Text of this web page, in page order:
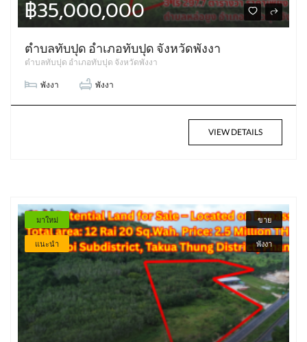
฿35,000,000
ตำบลทับปุด อำเภอทับปุด จังหวัดพังงา
ตำบลทับปุด อำเภอทับปุด จังหวัดพังงา
พังงา พังงา
VIEW DETAILS
มาใหม่
แนะนำ
ขาย
พังงา